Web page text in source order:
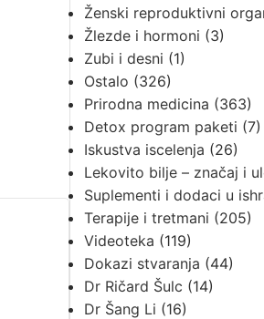
Ženski reproduktivni
Žlezde i hormoni (3)
Zubi i desni (1)
Ostalo (326)
Prirodna medicina (363)
Detox program paketi (7)
Iskustva iscelenja (26)
Lekovito bilje – značaj i
Suplementi i dodaci u
Terapije i tretmani (205)
Videoteka (119)
Dokazi stvaranja (44)
Dr Ričard Šulc (14)
Dr Šang Li (16)